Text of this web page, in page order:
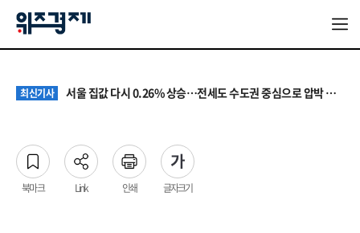
최신기사 서울 집값 다시 0.26% 상승…전세도 수도권 중심으로 압박 커져
최신기사 원·하청 교섭 갈등에 안전 지원 위축까지… 노란봉투법 불확실성 해법은
최신기사 청소년 혐오 표현, '처벌과 낙인'에서 '교양과 상식'으로
북마크 Link 인쇄 글자크기